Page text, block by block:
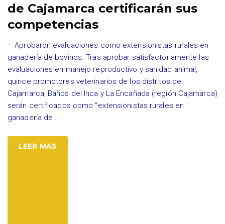
de Cajamarca certificarán sus
competencias
– Aprobaron evaluaciones como extensionistas rurales en
ganadería de bovinos. Tras aprobar satisfactoriamente las
evaluaciones en manejo reproductivo y sanidad animal,
quince promotores veterinarios de los distritos de
Cajamarca, Baños del Inca y La Encañada (región Cajamarca)
serán certificados como “extensionistas rurales en
ganadería de …
LEER MAS